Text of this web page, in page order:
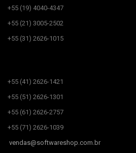
+55 (19) 4040-4347
+55 (21) 3005-2502
+55 (31) 2626-1015
+55 (41) 2626-1421
+55 (51) 2626-1301
+55 (61) 2626-2757
+55 (71) 2626-1039
vendas@softwareshop.com.br